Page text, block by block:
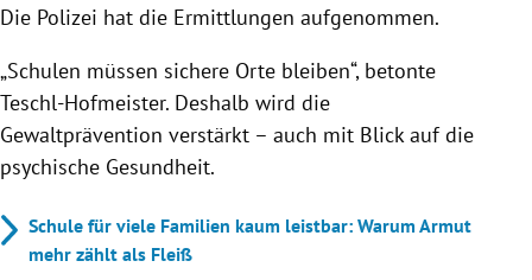
Die Polizei hat die Ermittlungen aufgenommen.
„Schulen müssen sichere Orte bleiben“, betonte
Teschl-Hofmeister. Deshalb wird die
Gewaltprävention verstärkt – auch mit Blick auf die
psychische Gesundheit.
Schule für viele Familien kaum leistbar: Warum Armut
mehr zählt als Fleiß